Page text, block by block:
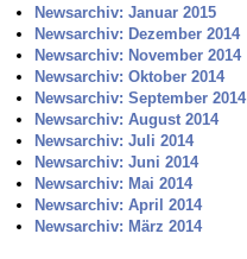
Newsarchiv: Januar 2015
Newsarchiv: Dezember 2014
Newsarchiv: November 2014
Newsarchiv: Oktober 2014
Newsarchiv: September 2014
Newsarchiv: August 2014
Newsarchiv: Juli 2014
Newsarchiv: Juni 2014
Newsarchiv: Mai 2014
Newsarchiv: April 2014
Newsarchiv: März 2014